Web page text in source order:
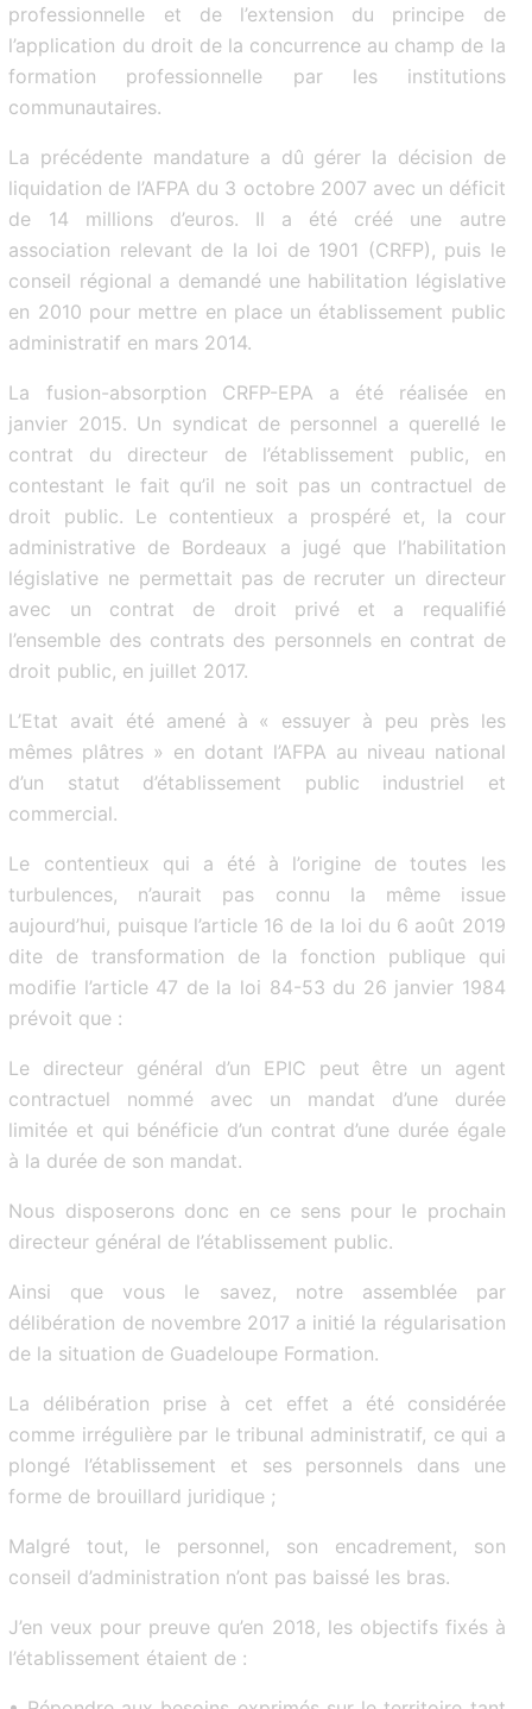
professionnelle et de l’extension du principe de
l’application du droit de la concurrence au champ de la
formation professionnelle par les institutions
communautaires.
La précédente mandature a dû gérer la décision de
liquidation de l’AFPA du 3 octobre 2007 avec un déficit
de 14 millions d’euros. Il a été créé une autre
association relevant de la loi de 1901 (CRFP), puis le
conseil régional a demandé une habilitation législative
en 2010 pour mettre en place un établissement public
administratif en mars 2014.
La fusion-absorption CRFP-EPA a été réalisée en
janvier 2015. Un syndicat de personnel a querellé le
contrat du directeur de l’établissement public, en
contestant le fait qu’il ne soit pas un contractuel de
droit public. Le contentieux a prospéré et, la cour
administrative de Bordeaux a jugé que l’habilitation
législative ne permettait pas de recruter un directeur
avec un contrat de droit privé et a requalifié
l’ensemble des contrats des personnels en contrat de
droit public, en juillet 2017.
L’Etat avait été amené à « essuyer à peu près les
mêmes plâtres » en dotant l’AFPA au niveau national
d’un statut d’établissement public industriel et
commercial.
Le contentieux qui a été à l’origine de toutes les
turbulences, n’aurait pas connu la même issue
aujourd’hui, puisque l’article 16 de la loi du 6 août 2019
dite de transformation de la fonction publique qui
modifie l’article 47 de la loi 84-53 du 26 janvier 1984
prévoit que :
Le directeur général d’un EPIC peut être un agent
contractuel nommé avec un mandat d’une durée
limitée et qui bénéficie d’un contrat d’une durée égale
à la durée de son mandat.
Nous disposerons donc en ce sens pour le prochain
directeur général de l’établissement public.
Ainsi que vous le savez, notre assemblée par
délibération de novembre 2017 a initié la régularisation
de la situation de Guadeloupe Formation.
La délibération prise à cet effet a été considérée
comme irrégulière par le tribunal administratif, ce qui a
plongé l’établissement et ses personnels dans une
forme de brouillard juridique ;
Malgré tout, le personnel, son encadrement, son
conseil d’administration n’ont pas baissé les bras.
J’en veux pour preuve qu’en 2018, les objectifs fixés à
l’établissement étaient de :